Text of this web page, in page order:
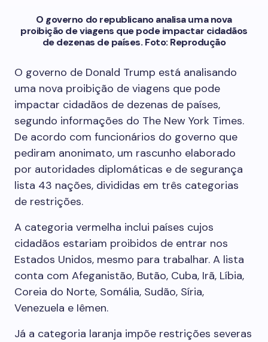
O governo do republicano analisa uma nova
proibição de viagens que pode impactar cidadãos
de dezenas de países. Foto: Reprodução
O governo de Donald Trump está analisando
uma nova proibição de viagens que pode
impactar cidadãos de dezenas de países,
segundo informações do The New York Times.
De acordo com funcionários do governo que
pediram anonimato, um rascunho elaborado
por autoridades diplomáticas e de segurança
lista 43 nações, divididas em três categorias
de restrições.
A categoria vermelha inclui países cujos
cidadãos estariam proibidos de entrar nos
Estados Unidos, mesmo para trabalhar. A lista
conta com Afeganistão, Butão, Cuba, Irã, Líbia,
Coreia do Norte, Somália, Sudão, Síria,
Venezuela e Iêmen.
Já a categoria laranja impõe restrições severas